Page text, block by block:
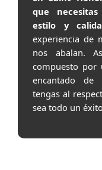
que
estilo y
experiencia de
nos abalan.
compuesto por
encantado de
tengas al
sea todo un éxito